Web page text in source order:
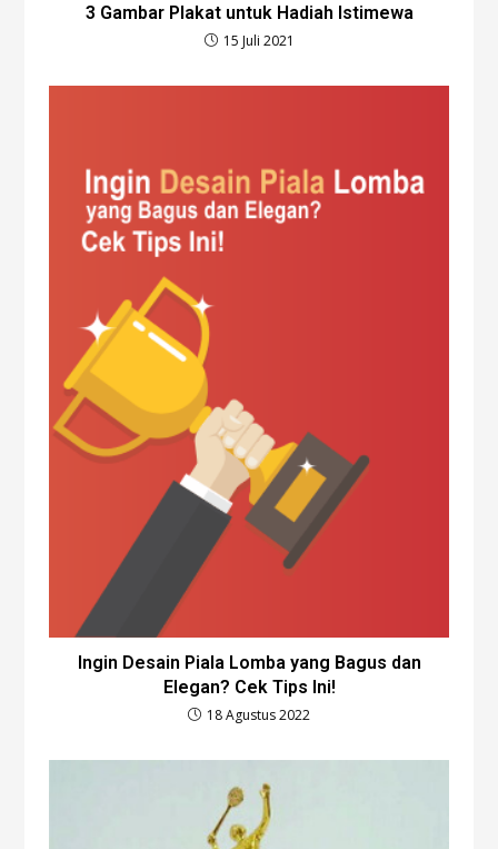
3 Gambar Plakat untuk Hadiah Istimewa
15 Juli 2021
Ingin Desain Piala Lomba yang Bagus dan
Elegan? Cek Tips Ini!
18 Agustus 2022